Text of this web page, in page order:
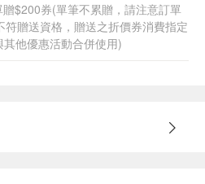
$200券(單筆不累贈，請注意訂單
贈送資格，贈送之折價券消費指定
他優惠活動合併使用)